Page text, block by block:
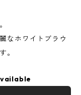
なホワイトブラウ
。